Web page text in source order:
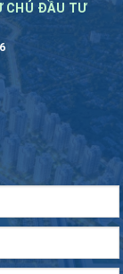
CHỦ ĐẦU TƯ